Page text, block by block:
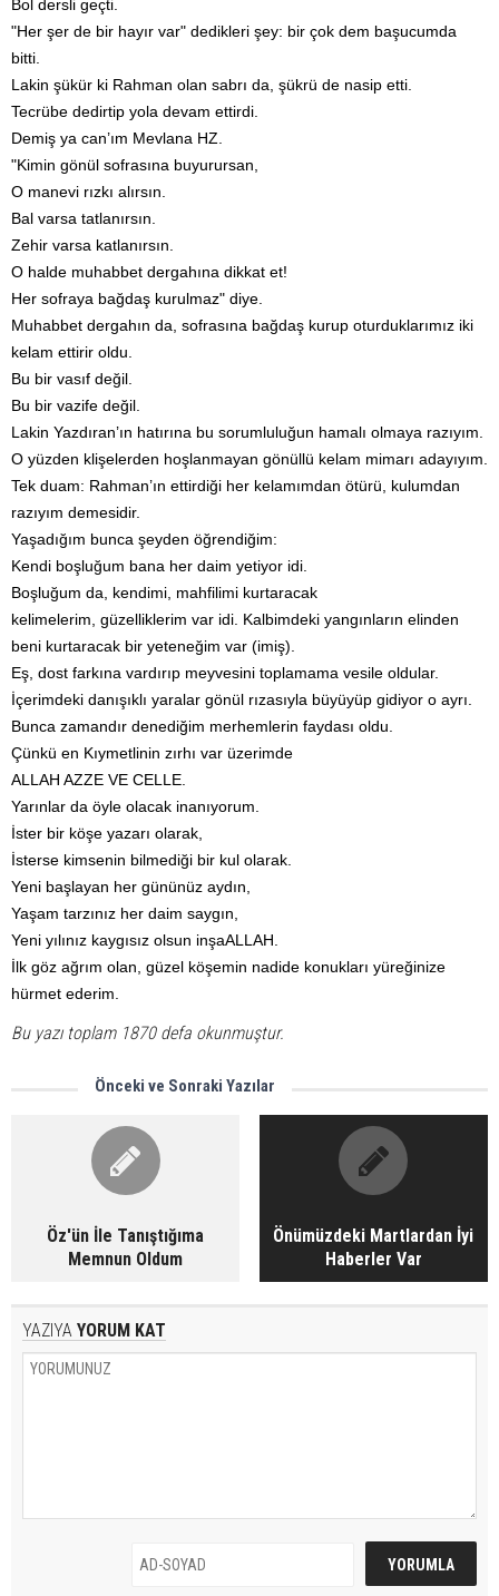
Bol dersli geçti.
"Her şer de bir hayır var" dedikleri şey: bir çok dem başucumda
bitti.
Lakin şükür ki Rahman olan sabrı da, şükrü de nasip etti.
Tecrübe dedirtip yola devam ettirdi.
Demiş ya can’ım Mevlana HZ.
"Kimin gönül sofrasına buyurursan,
O manevi rızkı alırsın.
Bal varsa tatlanırsın.
Zehir varsa katlanırsın.
O halde muhabbet dergahına dikkat et!
Her sofraya bağdaş kurulmaz" diye.
Muhabbet dergahın da, sofrasına bağdaş kurup oturduklarımız iki
kelam ettirir oldu.
Bu bir vasıf değil.
Bu bir vazife değil.
Lakin Yazdıran’ın hatırına bu sorumluluğun hamalı olmaya razıyım.
O yüzden klişelerden hoşlanmayan gönüllü kelam mimarı adayıyım.
Tek duam: Rahman’ın ettirdiği her kelamımdan ötürü, kulumdan
razıyım demesidir.
Yaşadığım bunca şeyden öğrendiğim:
Kendi boşluğum bana her daim yetiyor idi.
Boşluğum da, kendimi, mahfilimi kurtaracak
kelimelerim, güzelliklerim var idi. Kalbimdeki yangınların elinden
beni kurtaracak bir yeteneğim var (imiş).
Eş, dost farkına vardırıp meyvesini toplamama vesile oldular.
İçerimdeki danışıklı yaralar gönül rızasıyla büyüyüp gidiyor o ayrı.
Bunca zamandır denediğim merhemlerin faydası oldu.
Çünkü en Kıymetlinin zırhı var üzerimde
ALLAH AZZE VE CELLE.
Yarınlar da öyle olacak inanıyorum.
İster bir köşe yazarı olarak,
İsterse kimsenin bilmediği bir kul olarak.
Yeni başlayan her gününüz aydın,
Yaşam tarzınız her daim saygın,
Yeni yılınız kaygısız olsun inşaALLAH.
İlk göz ağrım olan, güzel köşemin nadide konukları yüreğinize
hürmet ederim.
Bu yazı toplam 1870 defa okunmuştur.
Önceki ve Sonraki Yazılar
Öz'ün İle Tanıştığıma
Memnun Oldum
Önümüzdeki Martlardan İyi
Haberler Var
YAZIYA YORUM KAT